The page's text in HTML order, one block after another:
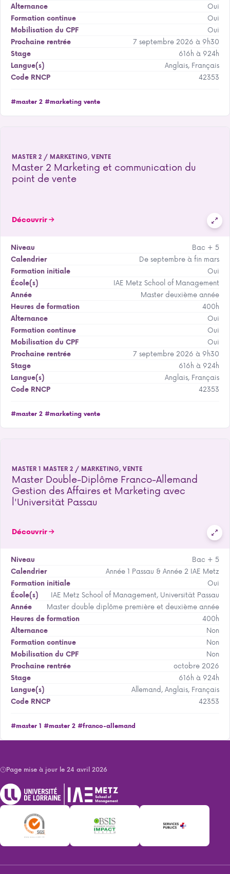
Alternance
Oui
Formation continue
Oui
Mobilisation du CPF
Oui
Prochaine rentrée
7 septembre 2026 à 9h30
Stage
616h à 924h
Langue(s)
Anglais, Français
Code RNCP
42353
#master 2 #marketing vente
MASTER 2 / MARKETING, VENTE
Master 2 Marketing et communication du
point de vente
Découvrir
Niveau
Bac + 5
Calendrier
De septembre à fin mars
Formation initiale
Oui
École(s)
IAE Metz School of Management
Année
Master deuxième année
Heures de formation
400h
Alternance
Oui
Formation continue
Oui
Mobilisation du CPF
Oui
Prochaine rentrée
7 septembre 2026 à 9h30
Stage
616h à 924h
Langue(s)
Anglais, Français
Code RNCP
42353
#master 2 #marketing vente
MASTER 1 MASTER 2 / MARKETING, VENTE
Master Double-Diplôme Franco-Allemand
Gestion des Affaires et Marketing avec
l'Universität Passau
Découvrir
Niveau
Bac + 5
Calendrier
Année 1 Passau & Année 2 IAE Metz
Formation initiale
Oui
École(s)
IAE Metz School of Management, Universität Passau
Année
Master double diplôme première et deuxième année
Heures de formation
400h
Alternance
Non
Formation continue
Non
Mobilisation du CPF
Non
Prochaine rentrée
octobre 2026
Stage
616h à 924h
Langue(s)
Allemand, Anglais, Français
Code RNCP
42353
#master 1 #master 2 #franco-allemand
Page mise à jour le 24 avril 2026